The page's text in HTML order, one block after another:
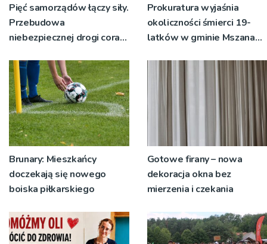
Pięć samorządów łączy siły.
Przebudowa
niebezpiecznej drogi coraz
Prokuratura wyjaśnia
okoliczności śmierci 19-
latków w gminie Mszana
Brunary: Mieszkańcy
doczekają się nowego
boiska piłkarskiego
Gotowe firany – nowa
dekoracja okna bez
mierzenia i czekania